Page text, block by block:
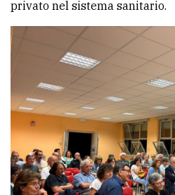
Ricerca
LE
ALTRE
TESTATE
privato nel sistema sanitario.